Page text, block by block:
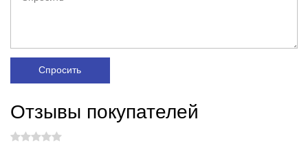
Спросить
Отзывы покупателей